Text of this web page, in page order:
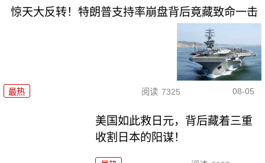
惊天大反转！特朗普支持率崩盘背后竟藏致命一击
最热 阅读 7325 08-05
美国如此救日元，背后藏着三重
收割日本的阳谋！